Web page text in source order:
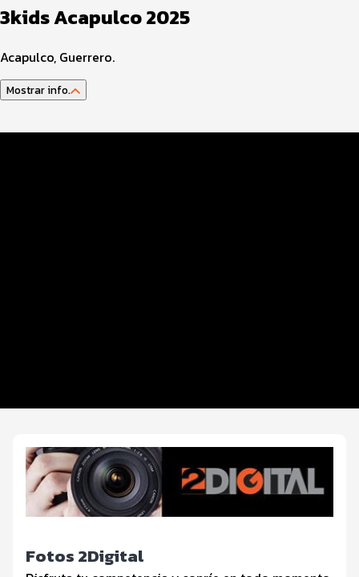
3kids Acapulco 2025
Acapulco, Guerrero.
Mostrar info.
Fotos 2Digital